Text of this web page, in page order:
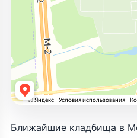
Ближайшие кладбища в